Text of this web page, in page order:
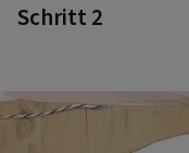
Schritt 2